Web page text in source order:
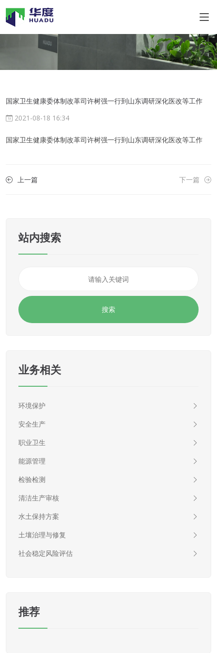
国家卫生健康委体制改革司许树强一行到山东调研深化医改等工作
2021-08-18 16:34
国家卫生健康委体制改革司许树强一行到山东调研深化医改等工作
上一篇 下一篇
站内搜索
业务相关
环境保护
安全生产
职业卫生
能源管理
检验检测
清洁生产审核
水土保持方案
土壤治理与修复
社会稳定风险评估
推荐